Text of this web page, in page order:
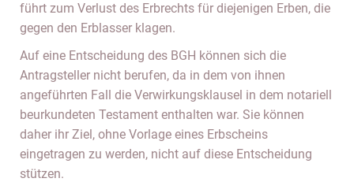
führt zum Verlust des Erbrechts für diejenigen Erben, die
gegen den Erblasser klagen.
Auf eine Entscheidung des BGH können sich die
Antragsteller nicht berufen, da in dem von ihnen
angeführten Fall die Verwirkungsklausel in dem notariell
beurkundeten Testament enthalten war. Sie können
daher ihr Ziel, ohne Vorlage eines Erbscheins
eingetragen zu werden, nicht auf diese Entscheidung
stützen.